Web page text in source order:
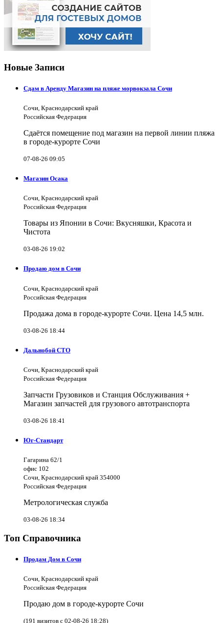
Новые Записи
Сдам в Аренду Магазин на пляже морвокзала Сочи
Сочи, Краснодарский край
Российская Федерация
Сдаётся помещение под магазин на первой линии пляжа
в городе-курорте Сочи
07-08-26 09:05
Магазин Осака
Сочи, Краснодарский край
Российская Федерация
Товары из Японии в Сочи: Вкусняшки, Красота и
Чистота
03-08-26 19:02
Продаю дом в Сочи
Сочи, Краснодарский край
Российская Федерация
Продажа дома в городе-курорте Сочи. Цена 14,5 млн.
03-08-26 18:44
Дальнобой СТО
Сочи, Краснодарский край
Российская Федерация
Запчасти Грузовиков и Станция Обслуживания +
Магазин запчастей для грузового автотранспорта
03-08-26 18:41
Юг-Стандарт
Гагарина 62/1
офис 102
Сочи, Краснодарский край 354000
Российская Федерация
Метрологическая служба
03-08-26 18:34
Топ Справочника
Продам Дом в Сочи
Сочи, Краснодарский край
Российская Федерация
Продаю дом в городе-курорте Сочи
(191 визитов с 02-08-26 18:28)